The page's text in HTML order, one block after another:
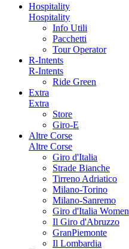
Hospitality
Hospitality
Info Utili
Pacchetti
Tour Operator
R-Intents
R-Intents
Ride Green
Extra
Extra
Store
Giro-E
Altre Corse
Altre Corse
Giro d'Italia
Strade Bianche
Tirreno Adriatico
Milano-Torino
Milano-Sanremo
Giro d'Italia Women
Il Giro d'Abruzzo
GranPiemonte
Il Lombardia